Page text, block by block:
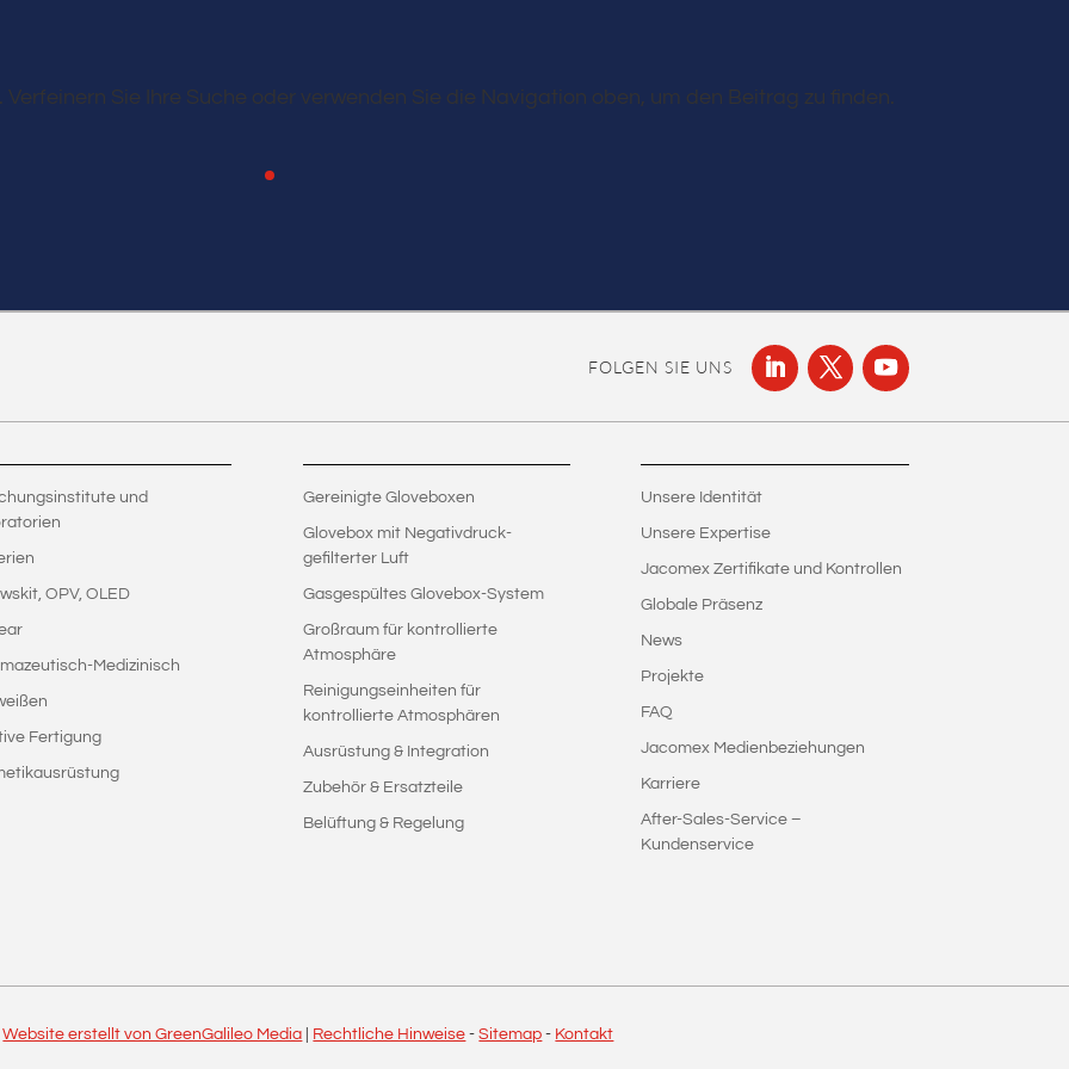
Sie Ihre Suche oder verwenden Sie die Navigation oben, um den Beitrag zu finden.
FOLGEN SIE UNS
und
OPV, OLED
Medizinisch
Fertigung
Gereinigte Gloveboxen
Glovebox mit Negativdruck-
gefilterter Luft
Gasgespültes Glovebox-System
Großraum für kontrollierte
Atmosphäre
Reinigungseinheiten für
kontrollierte Atmosphären
Ausrüstung & Integration
Zubehör & Ersatzteile
Belüftung & Regelung
Unsere Identität
Unsere Expertise
Jacomex Zertifikate und Kontrollen
Globale Präsenz
News
Projekte
FAQ
Jacomex Medienbeziehungen
Karriere
After-Sales-Service –
Kundenservice
Website erstellt von GreenGalileo Media Rechtliche Hinweise -Sitemap - Kontakt